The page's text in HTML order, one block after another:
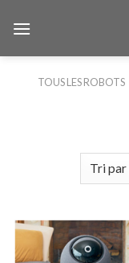
TOUS LES ROBOTS